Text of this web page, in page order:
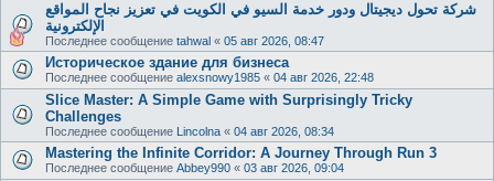
شركة تحول ديجيتال ودور خدمة السيو في الكويت في تعزيز نجاح المواقع
الإلكترونية
Последнее сообщение tahwal « 05 авг 2026, 08:47
Историческое здание для бизнеса
Последнее сообщение alexsnowy1985 « 04 авг 2026, 22:48
Slice Master: A Simple Game with Surprisingly Tricky
Challenges
Последнее сообщение Lincolna « 04 авг 2026, 08:34
Mastering the Infinite Corridor: A Journey Through Run 3
Последнее сообщение Abbey990 « 03 авг 2026, 09:04